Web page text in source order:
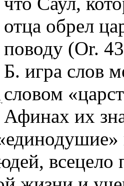
отца обрел
поводу (Or.
Б. игра слов
словом
Афинах их
всецело